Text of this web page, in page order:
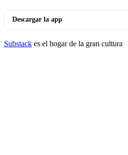
Descargar la app
Substack es el hogar de la gran cultura